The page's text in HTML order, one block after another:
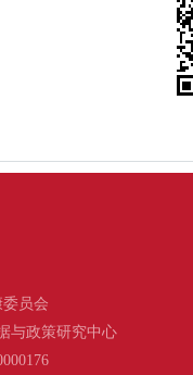
员会
与政策研究中心